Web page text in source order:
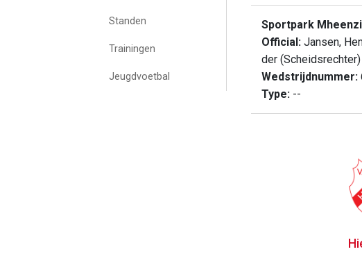
Standen
Trainingen
Jeugdvoetbal
Sportpark
Official: Jansen,
der (Scheidsrechter)
Wedstrijdnummer:
Type: --